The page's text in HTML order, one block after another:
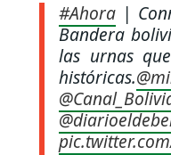
#Ahora |
Bandera
las urnas
históricas.